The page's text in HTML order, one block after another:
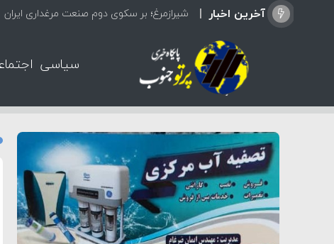
آخرین اخبار شیرازمرغ؛ بر سکوی دوم صنعت مرغداری ایران
سیاسی